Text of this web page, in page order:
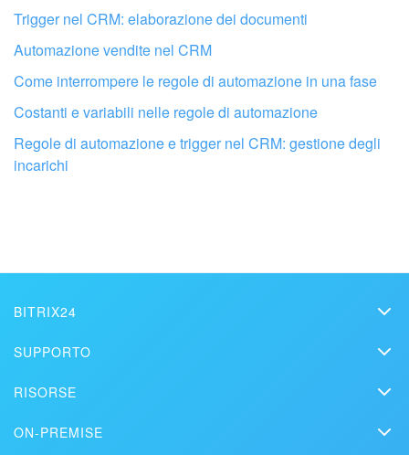
Quando un affare passa alla faseConsegna prodotto, la
regola invia una notifica con l'indirizzo a cui il prodotto deve
Fai configurare il tuo Bitrix24 a un
professionista locale
Trigger nel CRM: elaborazione dei documenti
Automazione vendite nel CRM
Come interrompere le regole di automazione in una fase
Costanti e variabili nelle regole di automazione
Regole di automazione e trigger nel CRM: gestione degli
incarichi
BITRIX24
Media kit
Contatti
SUPPORTO
Tutorial
RISORSE
ON-PREMISE